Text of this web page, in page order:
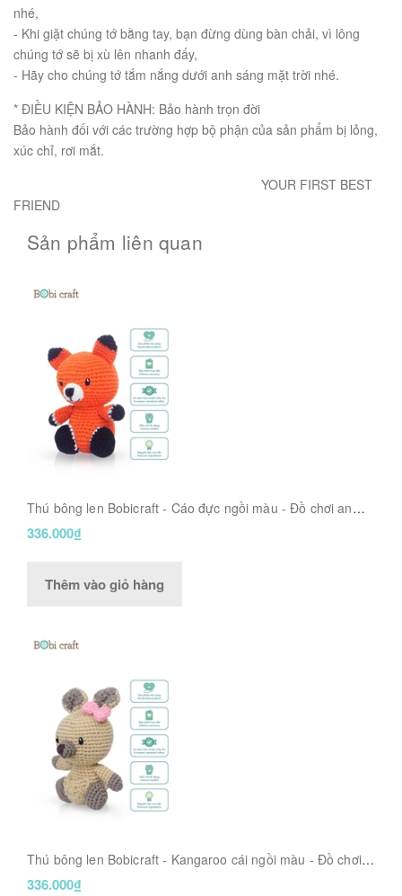
nhé,
- Khi giặt chúng tớ bằng tay, bạn đừng dùng bàn chải, vì lông
chúng tớ sẽ bị xù lên nhanh đấy,
- Hãy cho chúng tớ tắm nắng dưới anh sáng mặt trời nhé.
* ĐIỀU KIỆN BẢO HÀNH: Bảo hành trọn đời
Bảo hành đối với các trường hợp bộ phận của sản phẩm bị lỏng,
xúc chỉ, rơi mắt.
YOUR FIRST BEST
FRIEND
Sản phẩm liên quan
Thú bông len Bobicraft - Cáo đực ngồi màu - Đồ chơi an
toàn Quà tặng bé
336.000₫
Thêm vào giỏ hàng
Thú bông len Bobicraft - Kangaroo cái ngồi màu - Đồ chơi
an toàn Quà tặng bé
336.000₫